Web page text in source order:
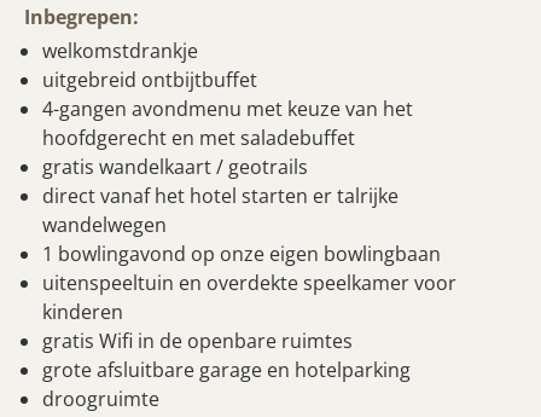
Inbegrepen:
welkomstdrankje
uitgebreid ontbijtbuffet
4-gangen avondmenu met keuze van het
hoofdgerecht en met saladebuffet
gratis wandelkaart / geotrails
direct vanaf het hotel starten er talrijke
wandelwegen
1 bowlingavond op onze eigen bowlingbaan
uitenspeeltuin en overdekte speelkamer voor
kinderen
gratis Wifi in de openbare ruimtes
grote afsluitbare garage en hotelparking
droogruimte